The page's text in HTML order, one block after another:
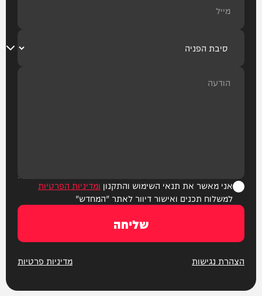
אני מאשר את תנאי השימוש והתקנון ומדיניות הפרטיות
למשלוח תכנים ואישור דיוור לאתר "המחדש"
שליחה
הצהרת נגישות מדיניות פרטיות